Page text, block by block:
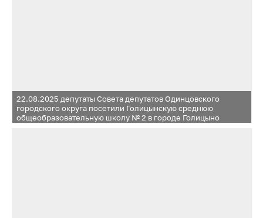
22.08.2025 депутаты Совета депутатов Одинцовского
городского округа посетили Голицынскую среднюю
общеобразовательную школу № 2 в городе Голицыно